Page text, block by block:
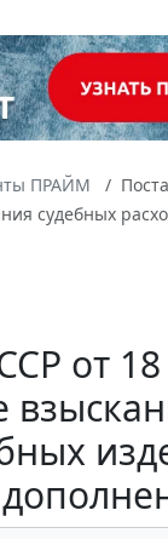
ПРАЙМ
судебных
от 18